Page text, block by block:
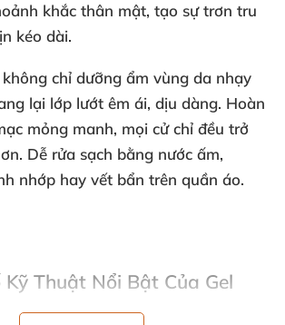
khắc thân mật, tạo sự trơn tru
kéo dài.
không chỉ dưỡng ẩm vùng da nhạy
lại lớp lướt êm ái, dịu dàng. Hoàn
mỏng manh, mọi cử chỉ đều trở
Dễ rửa sạch bằng nước ấm,
nhớp hay vết bẩn trên quần áo.
Kỹ Thuật Nổi Bật Của Gel